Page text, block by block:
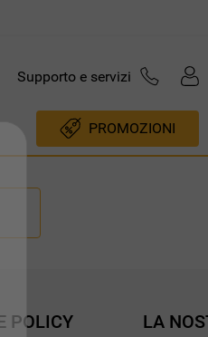
Supporto e servizi
PROMOZIONI
POLICY LA